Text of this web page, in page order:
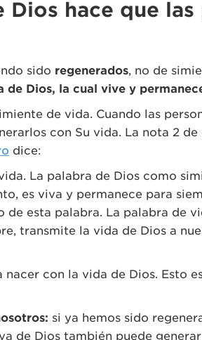
Dios hace que las
sido regenerados, no de
de Dios, la cual vive y
de vida. Cuando las
con Su vida. La nota 2
dice:
La palabra de Dios como
es viva y permanece para
de esta palabra. La palabra de
transmite la vida de Dios a
nacer con la vida de Dios. Esto
si ya hemos sido
de Dios también puede